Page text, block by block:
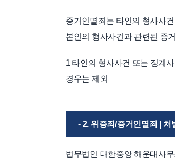
증거인멸죄는 타인의 형사사
본인의 형사사건과 관련된 증
1 타인의 형사사건 또는 징계
경우는 제외
- 2. 위증죄/증거인멸죄 | 처
법무법인 대한중앙 해운대사